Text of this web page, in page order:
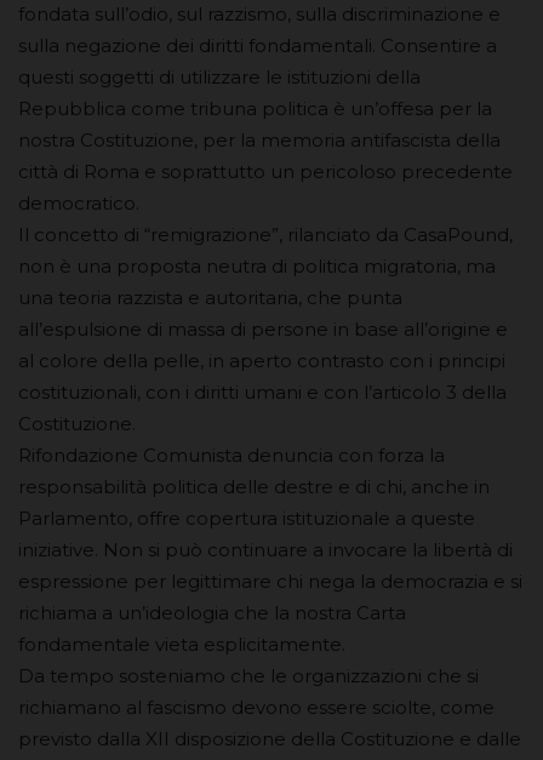
fondata sull’odio, sul razzismo, sulla discriminazione e
sulla negazione dei diritti fondamentali. Consentire a
questi soggetti di utilizzare le istituzioni della
Repubblica come tribuna politica è un’offesa per la
nostra Costituzione, per la memoria antifascista della
città di Roma e soprattutto un pericoloso precedente
democratico.
Il concetto di “remigrazione”, rilanciato da CasaPound,
non è una proposta neutra di politica migratoria, ma
una teoria razzista e autoritaria, che punta
all’espulsione di massa di persone in base all’origine e
al colore della pelle, in aperto contrasto con i principi
costituzionali, con i diritti umani e con l’articolo 3 della
Costituzione.
Rifondazione Comunista denuncia con forza la
responsabilità politica delle destre e di chi, anche in
Parlamento, offre copertura istituzionale a queste
iniziative. Non si può continuare a invocare la libertà di
espressione per legittimare chi nega la democrazia e si
richiama a un’ideologia che la nostra Carta
fondamentale vieta esplicitamente.
Da tempo sosteniamo che le organizzazioni che si
richiamano al fascismo devono essere sciolte, come
previsto dalla XII disposizione della Costituzione e dalle